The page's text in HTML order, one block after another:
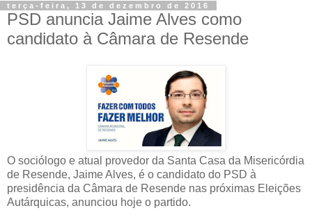
terça-feira, 13 de dezembro de 2016
PSD anuncia Jaime Alves como
candidato à Câmara de Resende
O sociólogo e atual provedor da Santa Casa da Misericórdia
de Resende, Jaime Alves, é o candidato do PSD à
presidência da Câmara de Resende nas próximas Eleições
Autárquicas, anunciou hoje o partido.